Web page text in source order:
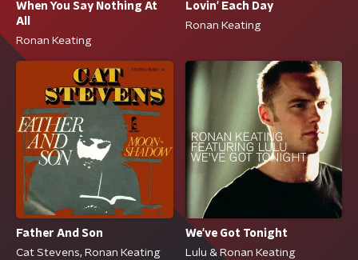
When You Say Nothing At
All
Ronan Keating
Lovin' Each Day
Ronan Keating
Father And Son
Cat Stevens, Ronan Keating
We've Got Tonight
Lulu & Ronan Keating